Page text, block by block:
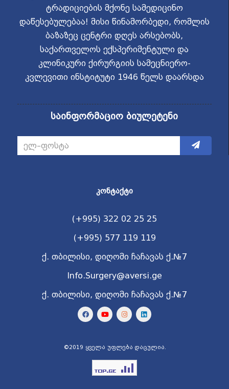
ტრადიციების მქონე სამედიცინო
დაწესებულებაა! მისი წინამორბედი, რომლის
ბაზაზეც ცენტრი დღეს არსებობს,
საქართველოს ექსპერიმენტული და
კლინიკური ქირურგიის სამეცნიერო-
კვლევითი ინსტიტუტი 1946 წელს დაარსდა
საინფორმაციო ბიულეტენი
ᲙᲝᲜᲢᲐᲥᲢᲘ
(+995) 322 02 25 25
(+995) 577 119 119
ქ. თბილისი, დიღომი ჩაჩავას ქ.№7
Info.Surgery@aversi.ge
ქ. თბილისი, დიღომი ჩაჩავას ქ.№7
©2019 ყველა უფლება დაცულია.